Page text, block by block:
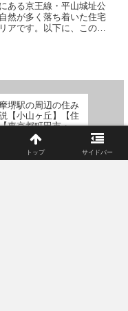
ある京王線・平山城址公
然が多く落ち着いた住宅
アです。以下に、この駅
堺駅の周辺の住み
【小山ヶ丘】【住
東京都町田市・京
トップ サイドバー